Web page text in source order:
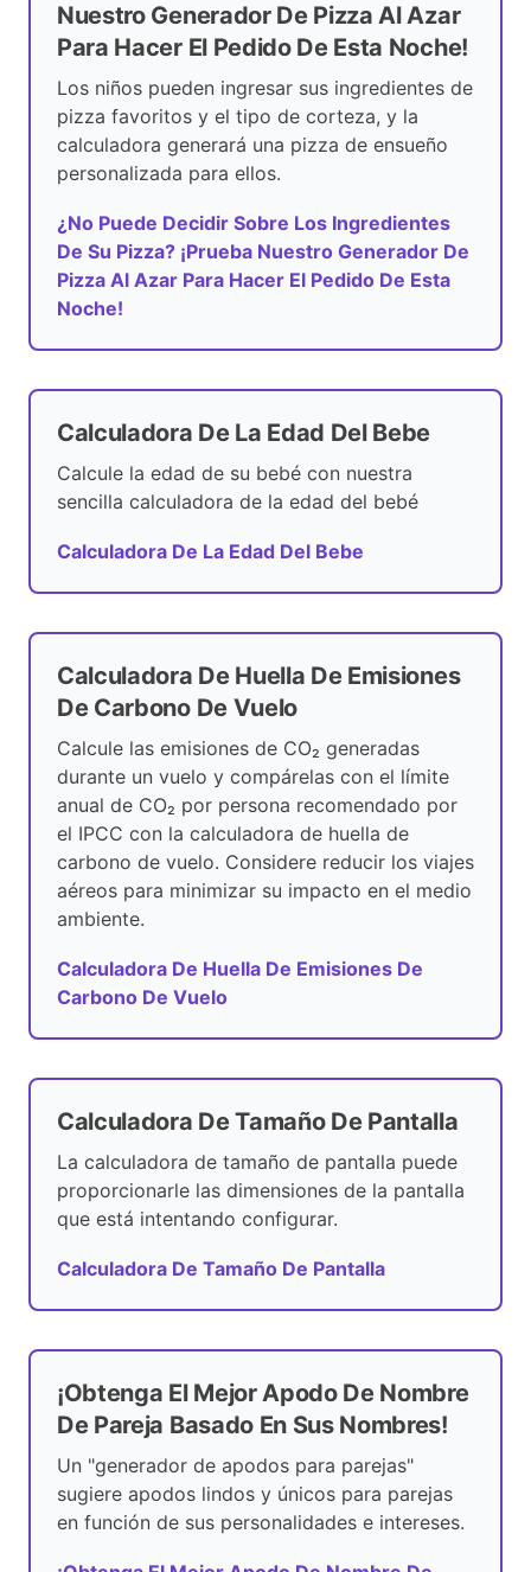
Nuestro Generador De Pizza Al Azar
Para Hacer El Pedido De Esta Noche!
Los niños pueden ingresar sus ingredientes de
pizza favoritos y el tipo de corteza, y la
calculadora generará una pizza de ensueño
personalizada para ellos.
¿No Puede Decidir Sobre Los Ingredientes
De Su Pizza? ¡Prueba Nuestro Generador De
Pizza Al Azar Para Hacer El Pedido De Esta
Noche!
Calculadora De La Edad Del Bebe
Calcule la edad de su bebé con nuestra
sencilla calculadora de la edad del bebé
Calculadora De La Edad Del Bebe
Calculadora De Huella De Emisiones
De Carbono De Vuelo
Calcule las emisiones de CO₂ generadas
durante un vuelo y compárelas con el límite
anual de CO₂ por persona recomendado por
el IPCC con la calculadora de huella de
carbono de vuelo. Considere reducir los viajes
aéreos para minimizar su impacto en el medio
ambiente.
Calculadora De Huella De Emisiones De
Carbono De Vuelo
Calculadora De Tamaño De Pantalla
La calculadora de tamaño de pantalla puede
proporcionarle las dimensiones de la pantalla
que está intentando configurar.
Calculadora De Tamaño De Pantalla
¡Obtenga El Mejor Apodo De Nombre
De Pareja Basado En Sus Nombres!
Un "generador de apodos para parejas"
sugiere apodos lindos y únicos para parejas
en función de sus personalidades e intereses.